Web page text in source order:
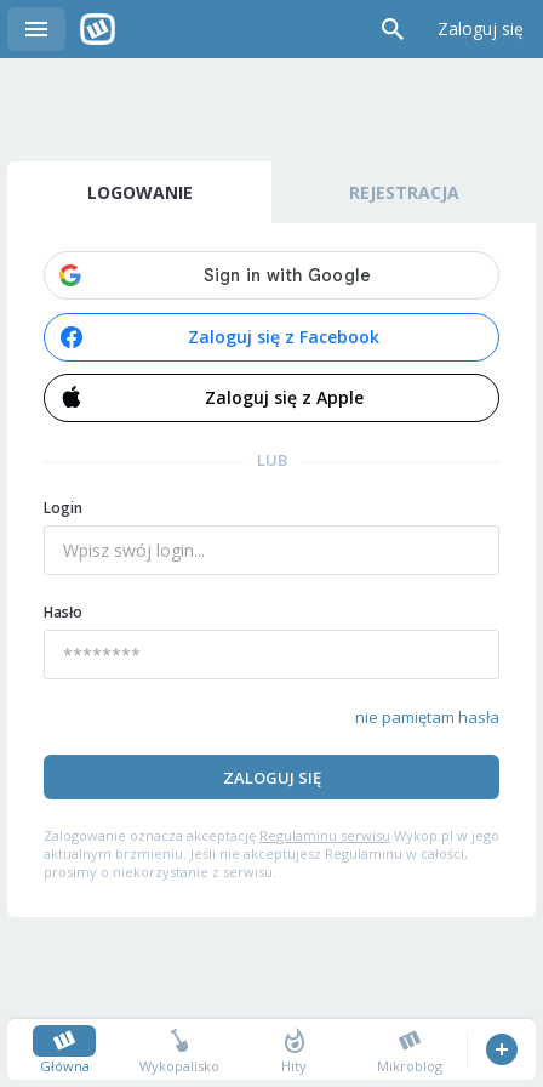
Zaloguj się
LOGOWANIE REJESTRACJA
Zaloguj się z Facebook
Zaloguj się z Apple
LUB
Login
Hasło
nie pamiętam hasła
ZALOGUJ SIĘ
Zalogowanie oznacza akceptację Regulaminu serwisu Wykop.pl w jego
aktualnym brzmieniu. Jeśli nie akceptujesz Regulaminu w całości,
prosimy o niekorzystanie z serwisu.
Główna Wykopalisko Hity Mikroblog